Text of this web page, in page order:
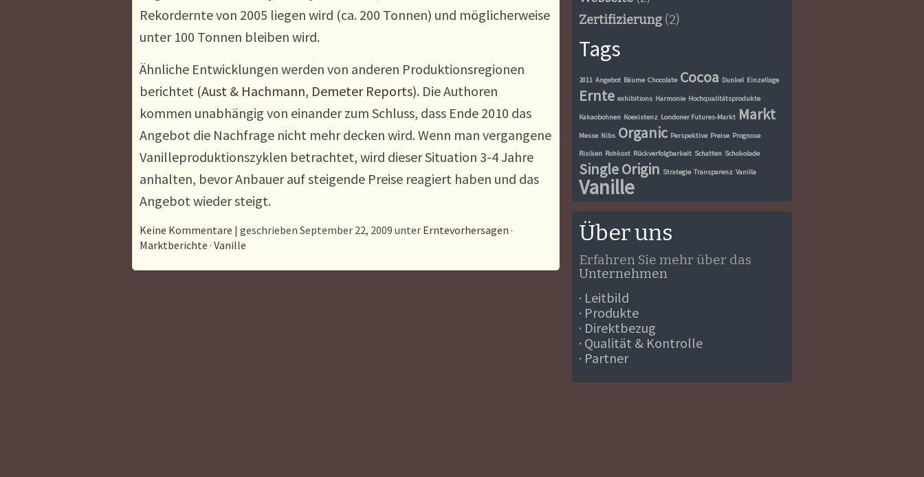
Rekordernte von 2005 liegen wird (ca. 200 Tonnen) und möglicherweise
unter 100 Tonnen bleiben wird.
Ähnliche Entwicklungen werden von anderen Produktionsregionen
berichtet (Aust & Hachmann, Demeter Reports). Die Authoren
kommen unabhängig von einander zum Schluss, dass Ende 2010 das
Angebot die Nachfrage nicht mehr decken wird. Wenn man vergangene
Vanilleproduktionszyklen betrachtet, wird dieser Situation 3-4 Jahre
anhalten, bevor Anbauer auf steigende Preise reagiert haben und das
Angebot wieder steigt.
Keine Kommentare | geschrieben September 22, 2009 unter Erntevorhersagen ·
Marktberichte · Vanille
Zertifizierung (2)
Tags
2011 Angebot Bäume Chocolate Cocoa Dunkel Einzellage
Ernte exhibitions Harmonie Hochqualitätsprodukte
Kakaobohnen Koexistenz Londoner Futures-Markt Markt
Messe Nibs Organic Perspektive Preise Prognose
Risiken Rohkost Rückverfolgbarkeit Schatten Schokolade
Single Origin Strategie Transparenz Vanilla
Vanille
Über uns
Erfahren Sie mehr über das
Unternehmen
· Leitbild
· Produkte
· Direktbezug
· Qualität & Kontrolle
· Partner